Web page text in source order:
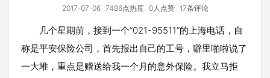
2017-07-06 7486点热度 0人点赞 17条评论
几个星期前，接到一个“021-95511”的上海电话，自
称是平安保险公司，首先报出自己的工号，噼里啪啦说了
一大堆，重点是赠送给我一个月的意外保险。我立马拒